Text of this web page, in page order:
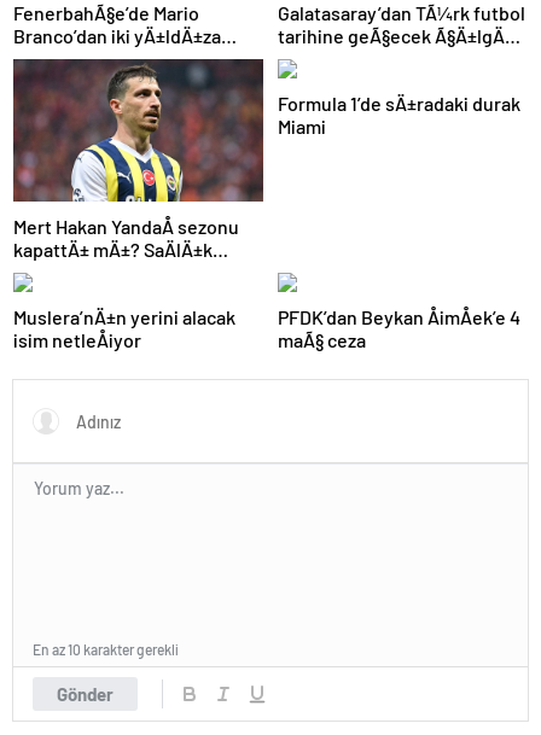
FenerbahÃ§e’de Mario
Branco’dan iki yÄ±ldÄ±za
veda mesajÄ±: “Gelecek
sezon yoksunuz”
Galatasaray’dan TÃ¼rk futbol
tarihine geÃ§ecek Ã§Ä±lgÄ±n
plan: Manchester City’den
Ã§ifte imza
Mert Hakan YandaÅ sezonu
kapattÄ± mÄ±? SaÄlÄ±k
durumu hakkÄ±nda
aÃ§Ä±klama
Formula 1’de sÄ±radaki durak
Miami
Muslera’nÄ±n yerini alacak
isim netleÅiyor
PFDK’dan Beykan ÅimÅek’e 4
maÃ§ ceza
Gönder
En az 10 karakter gerekli